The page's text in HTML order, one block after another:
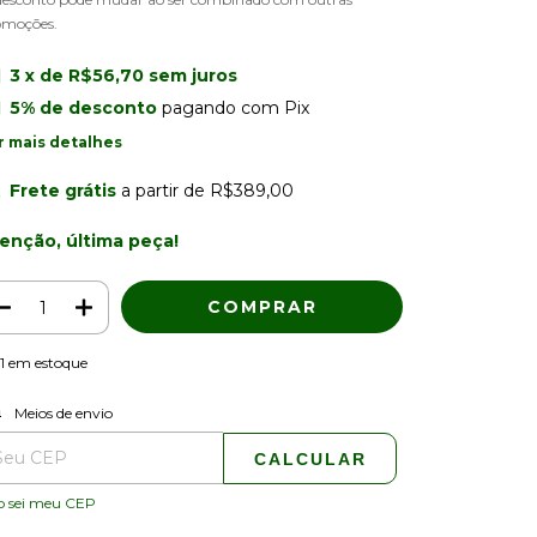
3 x de R$56,70 sem juros
5% de descontopagando com Pix
mais detalhes
Frete grátis a partir de R$389,00
última peça!
1 em estoque
para o CEP:
Meios de envio
CALCULAR
sei meu CEP